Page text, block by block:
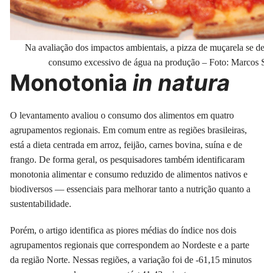
Na avaliação dos impactos ambientais, a pizza de muçarela se
consumo excessivo de água na produção – Foto: Marcos
Monotoniain natura
O levantamento avaliou o consumo dos alimentos em quatro
agrupamentos regionais. Em comum entre as regiões brasileiras,
está a dieta centrada em arroz, feijão, carnes bovina, suína e de
frango. De forma geral, os pesquisadores também identificaram
monotonia alimentar e consumo reduzido de alimentos nativos e
biodiversos — essenciais para melhorar tanto a nutrição quanto a
sustentabilidade.
Porém, o artigo identifica as piores médias do índice nos dois
agrupamentos regionais que correspondem ao Nordeste e a parte
da região Norte. Nessas regiões, a variação foi de -61,15 minutos